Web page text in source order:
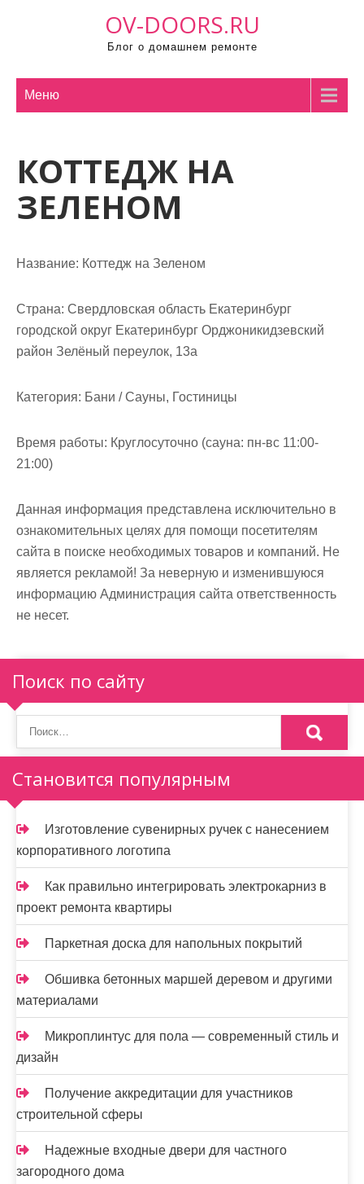
OV-DOORS.RU
Блог о домашнем ремонте
Меню
КОТТЕДЖ НА
ЗЕЛЕНОМ
Название: Коттедж на Зеленом
Страна: Свердловская область Екатеринбург
городской округ Екатеринбург Орджоникидзевский
район Зелёный переулок, 13а
Категория: Бани / Сауны, Гостиницы
Время работы: Круглосуточно (сауна: пн-вс 11:00-
21:00)
Данная информация представлена исключительно в
ознакомительных целях для помощи посетителям
сайта в поиске необходимых товаров и компаний. Не
является рекламой! За неверную и изменившуюся
информацию Администрация сайта ответственность
не несет.
Поиск по сайту
Становится популярным
Изготовление сувенирных ручек с нанесением
корпоративного логотипа
Как правильно интегрировать электрокарниз в
проект ремонта квартиры
Паркетная доска для напольных покрытий
Обшивка бетонных маршей деревом и другими
материалами
Микроплинтус для пола — современный стиль и
дизайн
Получение аккредитации для участников
строительной сферы
Надежные входные двери для частного
загородного дома